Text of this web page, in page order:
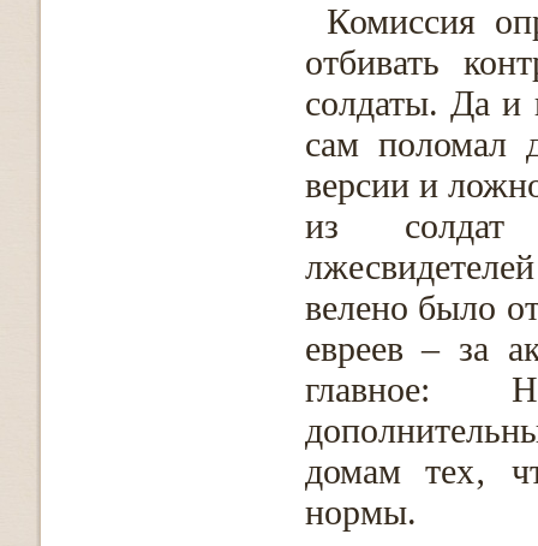
Комиссия
отбивать
солдаты. Да и
сам поломал
версии и
из солдат
велено было
евреев – за
главное:
домам тех‚
нормы.